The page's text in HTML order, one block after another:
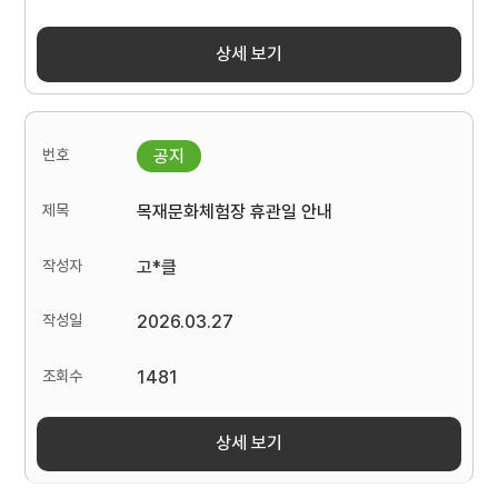
상세 보기
목재문화체험장 휴관일 안내
고*클
2026.03.27
1481
상세 보기